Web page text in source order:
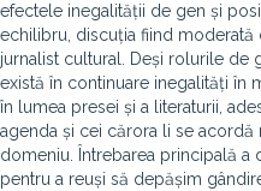
efectele inegalității de gen și
echilibru, discuția fiind moderată
jurnalist cultural. Deși rolurile de
există în continuare inegalități în
în lumea presei și a literaturii,
agenda și cei cărora li se
domeniu. Întrebarea principală a
pentru a reuși să depășim